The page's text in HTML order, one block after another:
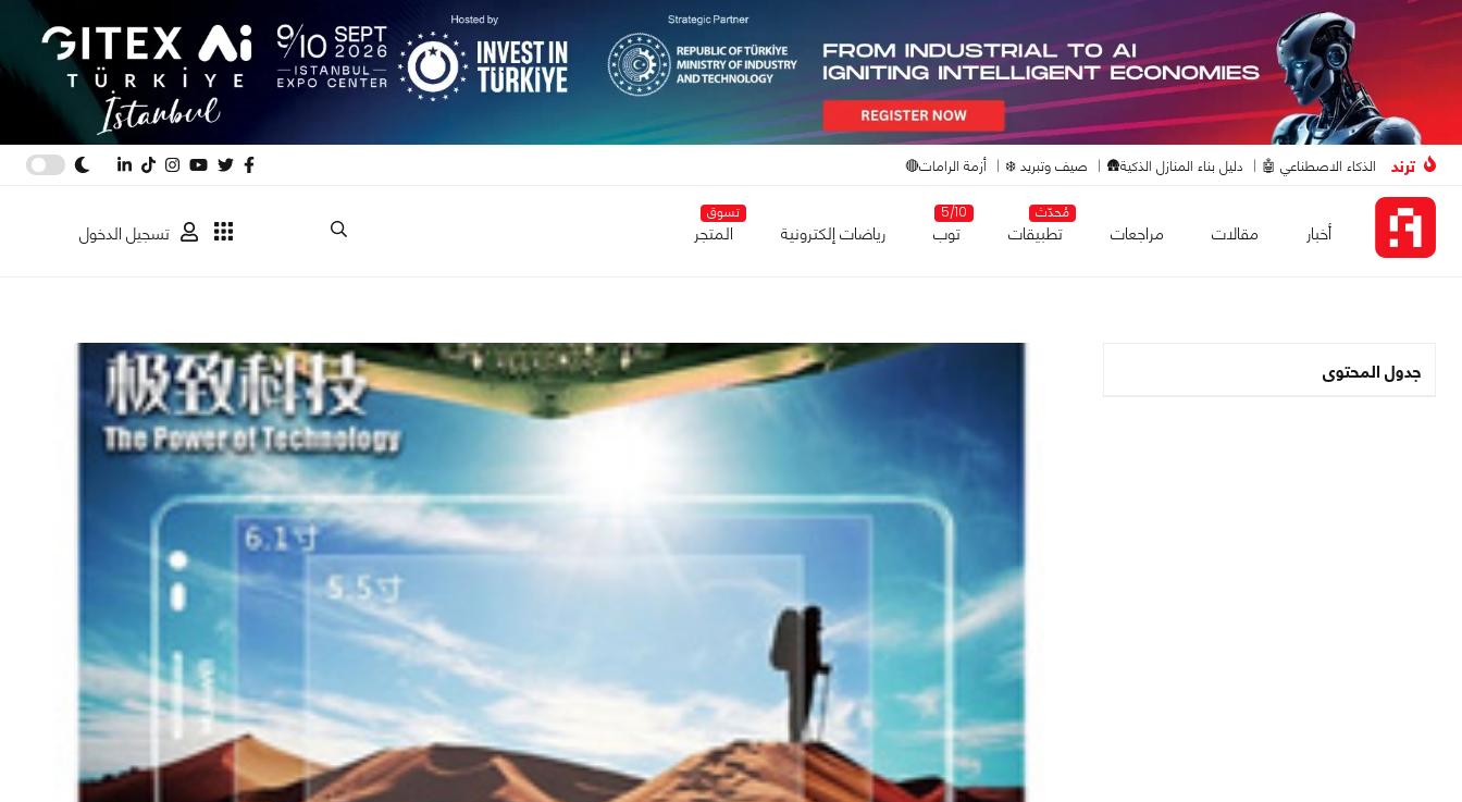
ترند الذكاء الاصطناعي 🤖 دليل بناء المنازل الذكية🛖 صيف وتبريد ❄️ أزمة الرامات🔴
أخبار مقالات مراجعات
مُحدّث
تطبيقات
5/10
توب رياضات إلكترونية
تسوق
المتجر تسجيل الدخول
جدول المحتوى